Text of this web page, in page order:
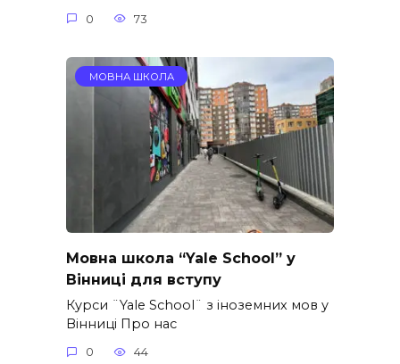
0 73
МОВНА ШКОЛА
Мовна школа “Yale School” у
Вінниці для вступу
Курси ¨Yale School¨ з іноземних мов у
Вінниці Про нас
0 44